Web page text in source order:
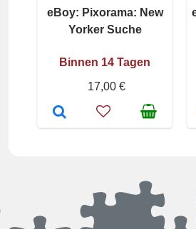
eBoy: Pixorama: New
Yorker Suche
Binnen 14 Tagen
17,00 €